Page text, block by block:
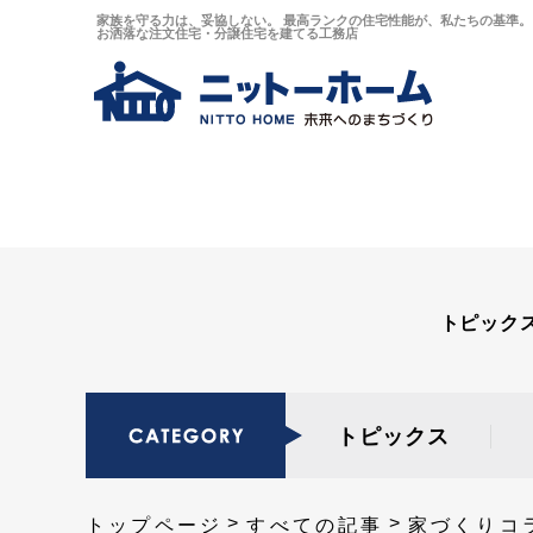
家族を守る力は、妥協しない。 最高ランクの住宅性能が、私たちの基準
お洒落な注文住宅・分譲住宅を建てる工務店
トピック
トピックス
トップページ すべての記事 家づくりコ